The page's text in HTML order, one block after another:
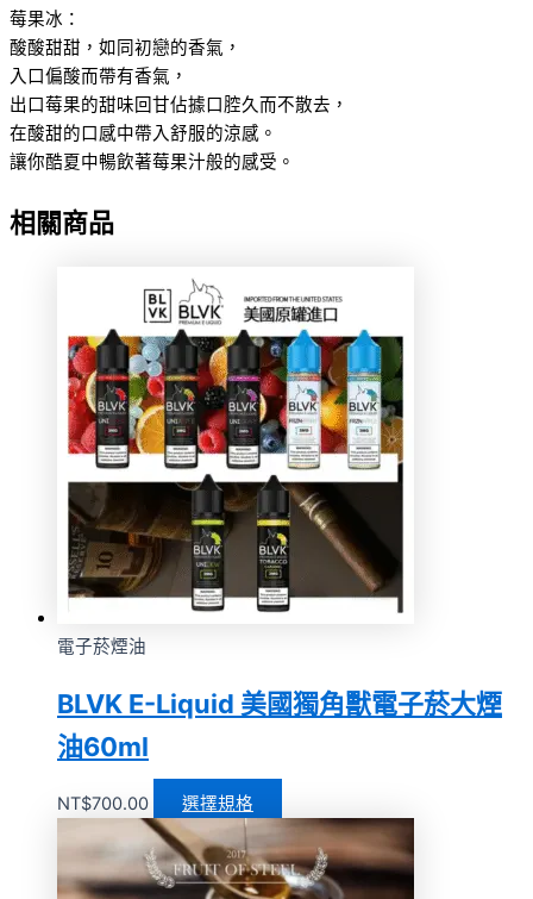
莓果冰：
酸酸甜甜，如同初戀的香氣，
入口偏酸而帶有香氣，
出口莓果的甜味回甘佔據口腔久而不散去，
在酸甜的口感中帶入舒服的涼感。
讓你酷夏中暢飲著莓果汁般的感受。
相關商品
電子菸煙油
BLVK E-Liquid 美國獨角獸電子菸大煙
油60ml
NT$700.00 選擇規格